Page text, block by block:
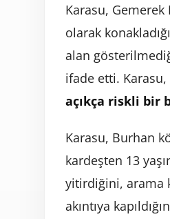
Karasu,
olarak
alan
ifade etti. Karasu,
açıkça riskli bir
Karasu, Burhan
kardeşten 13
yitirdiğini, arama
akıntıya